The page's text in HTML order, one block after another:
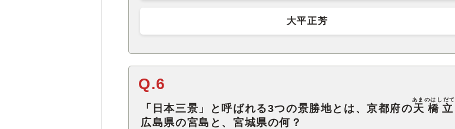
大平正芳
Q.6
「日本三景」と呼ばれる3つの景勝地とは、京都府の天橋立
あまのはしだて
広島県の宮島と、宮城県の何？